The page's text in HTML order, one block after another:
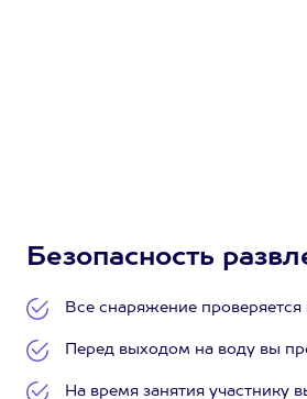
Безопасность
Все снаряжение
Перед выходом на воду вы
На время занятия участнику